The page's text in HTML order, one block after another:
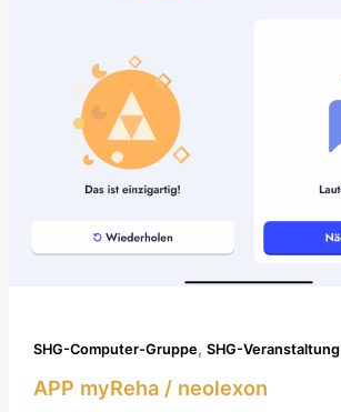
SHG-Computer-Gruppe, SHG-Veranstaltung
APP myReha / neolexon